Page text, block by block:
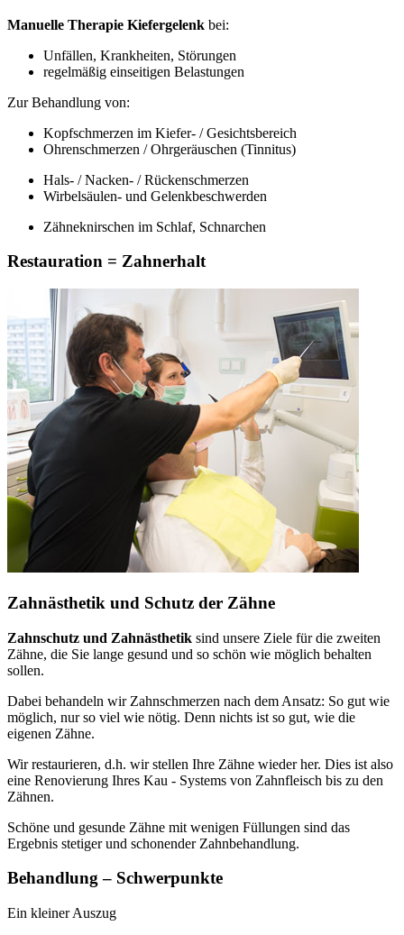
Manuelle Therapie Kiefergelenk bei:
Unfällen, Krankheiten, Störungen
regelmäßig einseitigen Belastungen
Zur Behandlung von:
Kopfschmerzen im Kiefer- / Gesichtsbereich
Ohrenschmerzen / Ohrgeräuschen (Tinnitus)
Hals- / Nacken- / Rückenschmerzen
Wirbelsäulen- und Gelenkbeschwerden
Zähneknirschen im Schlaf, Schnarchen
Restauration = Zahnerhalt
Zahnästhetik und Schutz der Zähne
Zahnschutz und Zahnästhetik sind unsere Ziele für die zweiten
Zähne, die Sie lange gesund und so schön wie möglich behalten
sollen.
Dabei behandeln wir Zahnschmerzen nach dem Ansatz: So gut wie
möglich, nur so viel wie nötig. Denn nichts ist so gut, wie die
eigenen Zähne.
Wir restaurieren, d.h. wir stellen Ihre Zähne wieder her. Dies ist also
eine Renovierung Ihres Kau - Systems von Zahnfleisch bis zu den
Zähnen.
Schöne und gesunde Zähne mit wenigen Füllungen sind das
Ergebnis stetiger und schonender Zahnbehandlung.
Behandlung – Schwerpunkte
Ein kleiner Auszug